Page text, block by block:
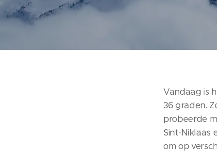
Vandaag is
36 graden.
probeerde
Sint-Niklaas
om op